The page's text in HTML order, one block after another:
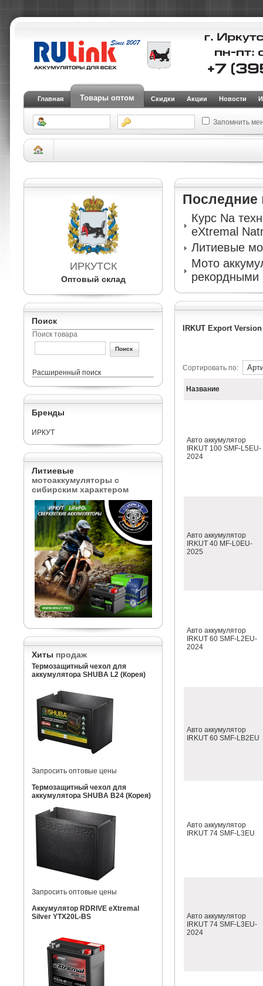
Главная Товары оптом Скидки Акции Новости
Запомнить
АКБ для легковых автомобилей и внедорожников
ИРКУТСК
Оптовый склад
Поиск
Поиск товара
Расширенный поиск
Бренды
ИРКУТ
Литиевые
мотоаккумуляторы с
сибирским характером
Хиты продаж
Термозащитный чехол для
аккумулятора SHUBA L2 (Корея)
Запросить оптовые цены
Термозащитный чехол для
аккумулятора SHUBA B24 (Корея)
Запросить оптовые цены
Аккумулятор RDRIVE eXtremal
Silver YTX20L-BS
Последние
Курс Na
eXtremal
Литиевые
Мото
рекордными
IRKUT Export
Сортировать по:
Название
Авто аккумулятор
IRKUT 100 SMF-L5EU-
2024
Авто аккумулятор
IRKUT 40 MF-L0EU-
2025
Авто аккумулятор
IRKUT 60 SMF-L2EU-
2024
Авто аккумулятор
IRKUT 60 SMF-LB2EU
Авто аккумулятор
IRKUT 74 SMF-L3EU
Авто аккумулятор
IRKUT 74 SMF-L3EU-
2024